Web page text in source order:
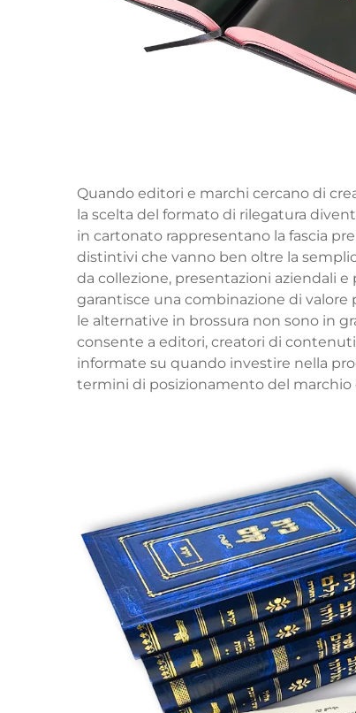
Quando editori e marchi cercano di
la scelta del formato di rilegatura
in cartonato rappresentano la fascia
distintivi che vanno ben oltre la
da collezione, presentazioni aziendali
garantisce una combinazione di
le alternative in brossura non sono in
consente a editori, creatori di
informate su quando investire nella
termini di posizionamento del marchio